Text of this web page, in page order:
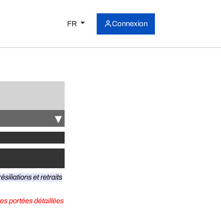
FR Connexion
▾
et retraits
portées détaillées